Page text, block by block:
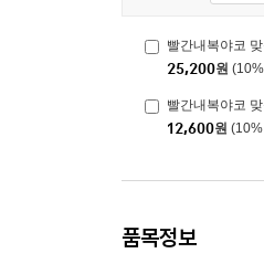
빨간내복야코
25,200원
빨간내복야코
12,600원
품목정보